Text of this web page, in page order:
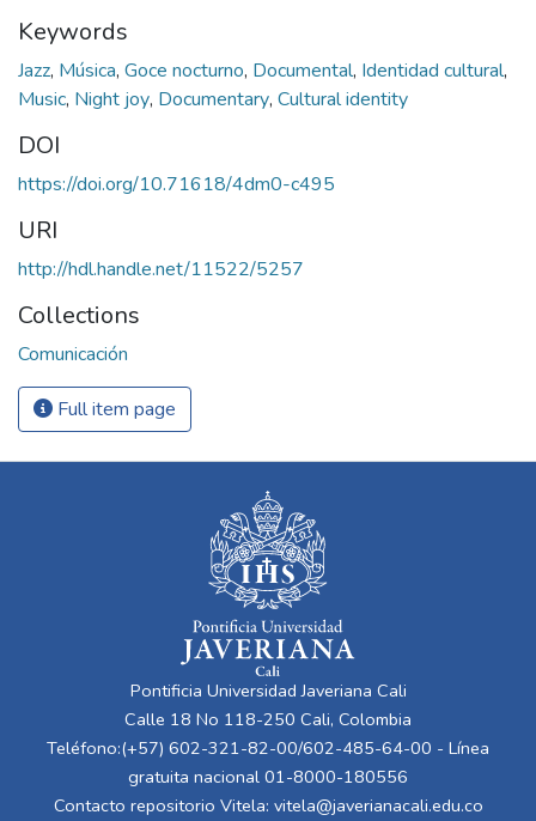
Keywords
Jazz, Música, Goce nocturno, Documental, Identidad cultural,
Music, Night joy, Documentary, Cultural identity
DOI
https://doi.org/10.71618/4dm0-c495
URI
http://hdl.handle.net/11522/5257
Collections
Comunicación
Full item page
Pontificia Universidad Javeriana Cali
Calle 18 No 118-250 Cali, Colombia
Teléfono:(+57) 602-321-82-00/602-485-64-00 - Línea
gratuita nacional 01-8000-180556
Contacto repositorio Vitela: vitela@javerianacali.edu.co